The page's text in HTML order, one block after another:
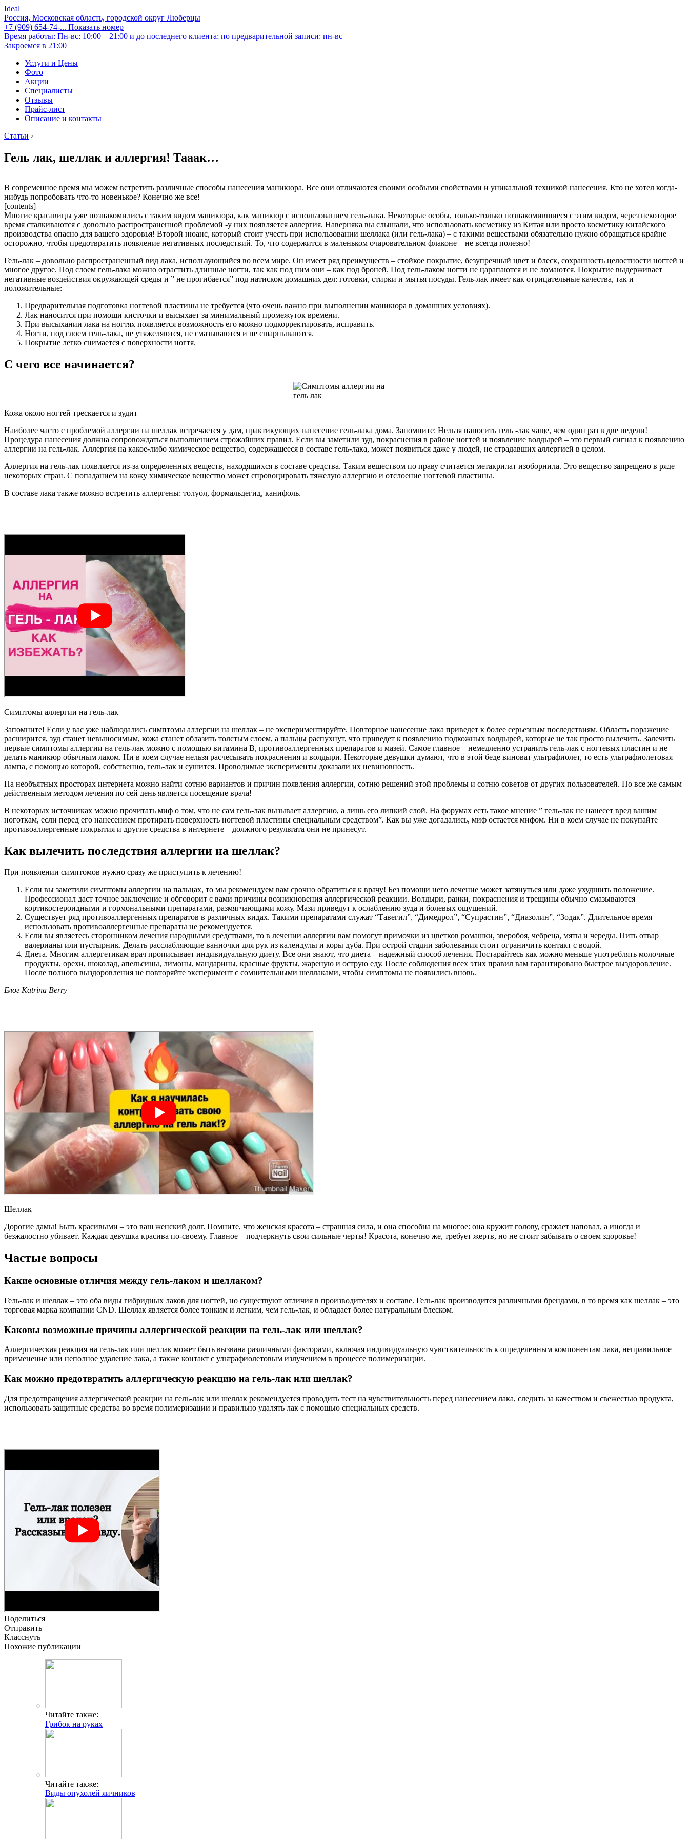
Ideal
Россия, Московская область, городской округ Люберцы
+7 (909) 654-74-... Показать номер
Время работы: Пн-вс: 10:00—21:00 и до последнего клиента; по предварительной записи: пн-вс
Закроемся в 21:00
Услуги и Цены
Фото
Акции
Специалисты
Отзывы
Прайс-лист
Описание и контакты
Статьи ›
Гель лак, шеллак и аллергия! Тааак…
В современное время мы можем встретить различные способы нанесения маникюра. Все они отличаются своими особыми свойствами и уникальной техникой нанесения. Кто не хотел когда-
нибудь попробовать что-то новенькое? Конечно же все!
[contents]
Многие красавицы уже познакомились с таким видом маникюра, как маникюр с использованием гель-лака. Некоторые особы, только-только познакомившиеся с этим видом, через некоторое
время сталкиваются с довольно распространенной проблемой -у них появляется аллергия. Наверняка вы слышали, что использовать косметику из Китая или просто косметику китайского
производства опасно для вашего здоровья! Второй нюанс, который стоит учесть при использовании шеллака (или гель-лака) – с такими веществами обязательно нужно обращаться крайне
осторожно, чтобы предотвратить появление негативных последствий. То, что содержится в маленьком очаровательном флаконе – не всегда полезно!
Гель-лак – довольно распространенный вид лака, использующийся во всем мире. Он имеет ряд преимуществ – стойкое покрытие, безупречный цвет и блеск, сохранность целостности ногтей и
многое другое. Под слоем гель-лака можно отрастить длинные ногти, так как под ним они – как под броней. Под гель-лаком ногти не царапаются и не ломаются. Покрытие выдерживает
негативные воздействия окружающей среды и ” не прогибается” под натиском домашних дел: готовки, стирки и мытья посуды. Гель-лак имеет как отрицательные качества, так и
положительные:
Предварительная подготовка ногтевой пластины не требуется (что очень важно при выполнении маникюра в домашних условиях).
Лак наносится при помощи кисточки и высыхает за минимальный промежуток времени.
При высыхании лака на ногтях появляется возможность его можно подкорректировать, исправить.
Ногти, под слоем гель-лака, не утяжеляются, не смазываются и не сшарпываются.
Покрытие легко снимается с поверхности ногтя.
С чего все начинается?
Кожа около ногтей трескается и зудит
Наиболее часто с проблемой аллергии на шеллак встречается у дам, практикующих нанесение гель-лака дома. Запомните: Нельзя наносить гель -лак чаще, чем один раз в две недели!
Процедура нанесения должна сопровождаться выполнением строжайших правил. Если вы заметили зуд, покраснения в районе ногтей и появление волдырей – это первый сигнал к появлению
аллергии на гель-лак. Аллергия на какое-либо химическое вещество, содержащееся в составе гель-лака, может появиться даже у людей, не страдавших аллергией в целом.
Аллергия на гель-лак появляется из-за определенных веществ, находящихся в составе средства. Таким веществом по праву считается метакрилат изоборнила. Это вещество запрещено в ряде
некоторых стран. С попаданием на кожу химическое вещество может спровоцировать тяжелую аллергию и отслоение ногтевой пластины.
В составе лака также можно встретить аллергены: толуол, формальдегид, канифоль.
Симптомы аллергии на гель-лак
Запомните! Если у вас уже наблюдались симптомы аллергии на шеллак – не экспериментируйте. Повторное нанесение лака приведет к более серьезным последствиям. Область поражение
расширится, зуд станет невыносимым, кожа станет облазить толстым слоем, а пальцы распухнут, что приведет к появлению подкожных волдырей, которые не так просто вылечить. Залечить
первые симптомы аллергии на гель-лак можно с помощью витамина B, противоаллергенных препаратов и мазей. Самое главное – немедленно устранить гель-лак с ногтевых пластин и не
делать маникюр обычным лаком. Ни в коем случае нельзя расчесывать покраснения и волдыри. Некоторые девушки думают, что в этой беде виноват ультрафиолет, то есть ультрафиолетовая
лампа, с помощью которой, собственно, гель-лак и сушится. Проводимые эксперименты доказали их невиновность.
На необъятных просторах интернета можно найти сотню вариантов и причин появления аллергии, сотню решений этой проблемы и сотню советов от других пользователей. Но все же самым
действенным методом лечения по сей день является посещение врача!
В некоторых источниках можно прочитать миф о том, что не сам гель-лак вызывает аллергию, а лишь его липкий слой. На форумах есть такое мнение ” гель-лак не нанесет вред вашим
ноготкам, если перед его нанесением протирать поверхность ногтевой пластины специальным средством”. Как вы уже догадались, миф остается мифом. Ни в коем случае не покупайте
противоаллергенные покрытия и другие средства в интернете – должного результата они не принесут.
Как вылечить последствия аллергии на шеллак?
При появлении симптомов нужно сразу же приступить к лечению!
Если вы заметили симптомы аллергии на пальцах, то мы рекомендуем вам срочно обратиться к врачу! Без помощи него лечение может затянуться или даже ухудшить положение.
Профессионал даст точное заключение и обговорит с вами причины возникновения аллергической реакции. Волдыри, ранки, покраснения и трещины обычно смазываются
кортикостероидными и гормональными препаратами, размягчающими кожу. Мази приведут к ослаблению зуда и болевых ощущений.
Существует ряд противоаллергенных препаратов в различных видах. Такими препаратами служат “Тавегил”, “Димедрол”, “Супрастин”, “Диазолин”, “Зодак”. Длительное время
использовать противоаллергенные препараты не рекомендуется.
Если вы являетесь сторонником лечения народными средствами, то в лечении аллергии вам помогут примочки из цветков ромашки, зверобоя, чебреца, мяты и череды. Пить отвар
валерианы или пустырник. Делать расслабляющие ванночки для рук из календулы и коры дуба. При острой стадии заболевания стоит ограничить контакт с водой.
Диета. Многим аллергетикам врач прописывает индивидуальную диету. Все они знают, что диета – надежный способ лечения. Постарайтесь как можно меньше употреблять молочные
продукты, орехи, шоколад, апельсины, лимоны, мандарины, красные фрукты, жареную и острую еду. После соблюдения всех этих правил вам гарантировано быстрое выздоровление.
После полного выздоровления не повторяйте эксперимент с сомнительными шеллаками, чтобы симптомы не появились вновь.
Блог Katrina Berry
Шеллак
Дорогие дамы! Быть красивыми – это ваш женский долг. Помните, что женская красота – страшная сила, и она способна на многое: она кружит голову, сражает наповал, а иногда и
безжалостно убивает. Каждая девушка красива по-своему. Главное – подчеркнуть свои сильные черты! Красота, конечно же, требует жертв, но не стоит забывать о своем здоровье!
Частые вопросы
Какие основные отличия между гель-лаком и шеллаком?
Гель-лак и шеллак – это оба виды гибридных лаков для ногтей, но существуют отличия в производителях и составе. Гель-лак производится различными брендами, в то время как шеллак – это
торговая марка компании CND. Шеллак является более тонким и легким, чем гель-лак, и обладает более натуральным блеском.
Каковы возможные причины аллергической реакции на гель-лак или шеллак?
Аллергическая реакция на гель-лак или шеллак может быть вызвана различными факторами, включая индивидуальную чувствительность к определенным компонентам лака, неправильное
применение или неполное удаление лака, а также контакт с ультрафиолетовым излучением в процессе полимеризации.
Как можно предотвратить аллергическую реакцию на гель-лак или шеллак?
Для предотвращения аллергической реакции на гель-лак или шеллак рекомендуется проводить тест на чувствительность перед нанесением лака, следить за качеством и свежестью продукта,
использовать защитные средства во время полимеризации и правильно удалять лак с помощью специальных средств.
Поделиться
Отправить
Класснуть
Похожие публикации
Читайте также:
Грибок на руках
Читайте также:
Виды опухолей яичников